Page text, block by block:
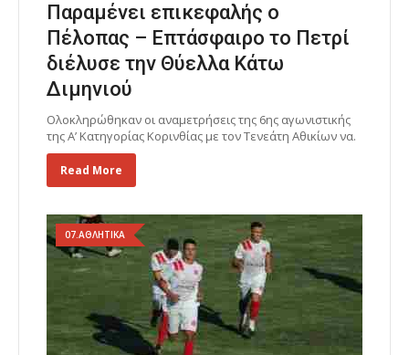
Παραμένει επικεφαλής ο
Πέλοπας – Επτάσφαιρο το Πετρί
διέλυσε την Θύελλα Κάτω
Διμηνιού
Ολοκληρώθηκαν οι αναμετρήσεις της 6ης αγωνιστικής
της Α’ Κατηγορίας Κορινθίας με τον Τενεάτη Αθικίων να.
Read More
07.ΑΘΛΗΤΙΚΑ